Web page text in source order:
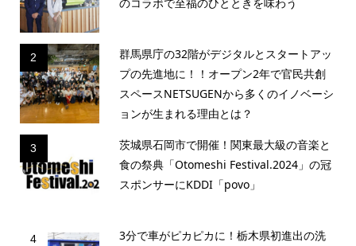
2
群馬県庁の32階がデジタルとスタートアッ
プの先進地に！！オープン2年で官民共創
スペースNETSUGENから多くのイノベーシ
ョンが生まれる理由とは？
3
茨城県石岡市で開催！関東最大級の音楽と
食の祭典「Otomeshi Festival.2024」の冠
スポンサーにKDDI「povo」
4
3分で車がピカピカに！栃木県初進出の洗